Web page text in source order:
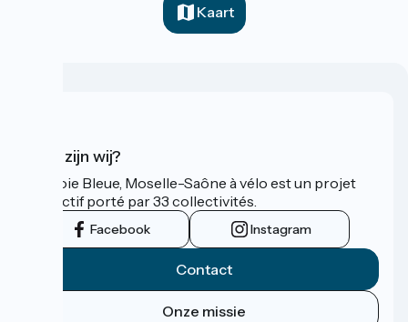
Kaart
Wie zijn wij?
La Voie Bleue, Moselle-Saône à vélo est un projet
collectif porté par 33 collectivités.
Facebook Instagram
Contact
Onze missie